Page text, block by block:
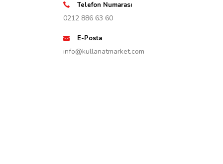
Telefon Numarası
0212 886 63 60
E-Posta
info@kullanatmarket.com